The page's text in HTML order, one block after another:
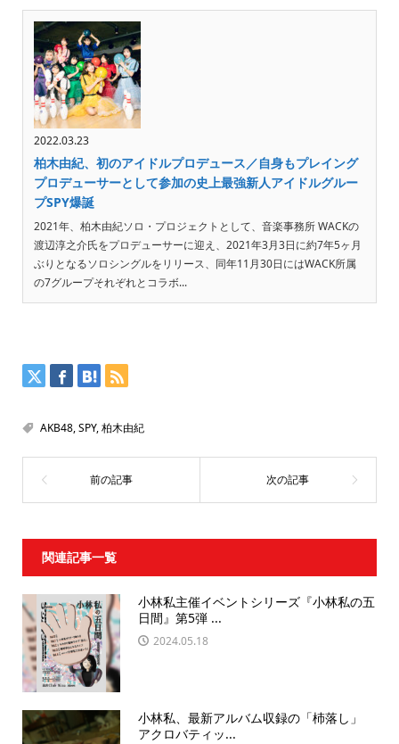
2022.03.23
柏木由紀、初のアイドルプロデュース／自身もプレイング
プロデューサーとして参加の史上最強新人アイドルグルー
プSPY爆誕
2021年、柏木由紀ソロ・プロジェクトとして、音楽事務所 WACKの
渡辺淳之介氏をプロデューサーに迎え、2021年3月3日に約7年5ヶ月
ぶりとなるソロシングルをリリース、同年11月30日にはWACK所属
の7グループそれぞれとコラボ...
AKB48,SPY,柏木由紀
関連記事一覧
小林私主催イベントシリーズ『小林私の五
日間』第5弾 ...
2024.05.18
小林私、最新アルバム収録の「杮落し」
アクロバティッ...